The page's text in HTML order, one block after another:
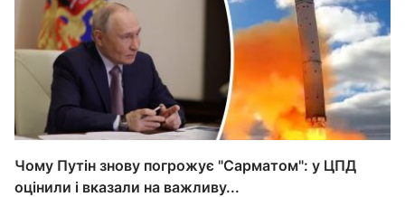
Чому Путін знову погрожує "Сарматом": у ЦПД
оцінили і вказали на важливу...